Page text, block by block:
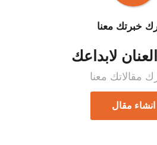
خبرتك معنا
لابداعك
مقالاتك معنا
انشاء مقال